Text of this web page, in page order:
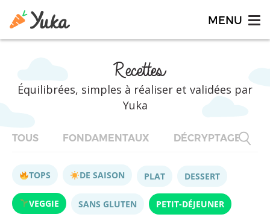
Recettes
Équilibrées, simples à réaliser et validées par
Yuka
TOUS FONDAMENTAUX DÉCRYPTAGES
TOPS DE SAISON PLAT DESSERT
VEGGIE SANS GLUTEN PETIT-DÉJEUNER